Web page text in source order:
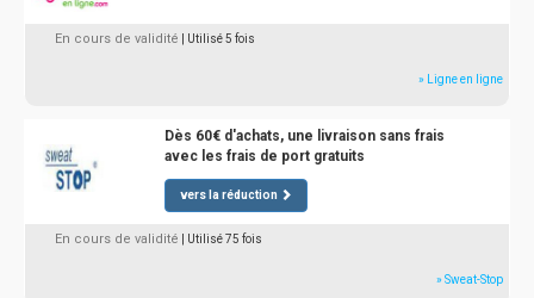
En cours de validité | Utilisé 5 fois
» Ligne en ligne
Dès 60€ d'achats, une livraison sans frais
avec les frais de port gratuits
vers la réduction
En cours de validité | Utilisé 75 fois
» Sweat-Stop